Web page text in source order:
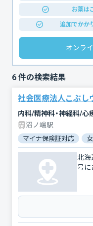
お薬は
追加でかか
オンラ
6 件の検索結果
社会医療法人こぶし
内科/精神科・神経科/心
沼ノ端駅
マイナ保険証対応
北海
号に